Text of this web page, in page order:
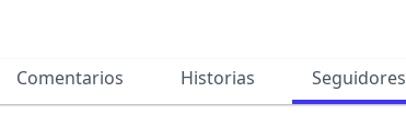
Comentarios Historias Seguidores